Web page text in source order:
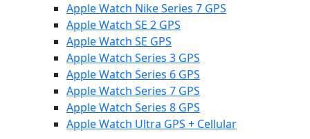
Apple Watch Nike Series 7 GPS
Apple Watch SE 2 GPS
Apple Watch SE GPS
Apple Watch Series 3 GPS
Apple Watch Series 6 GPS
Apple Watch Series 7 GPS
Apple Watch Series 8 GPS
Apple Watch Ultra GPS + Cellular